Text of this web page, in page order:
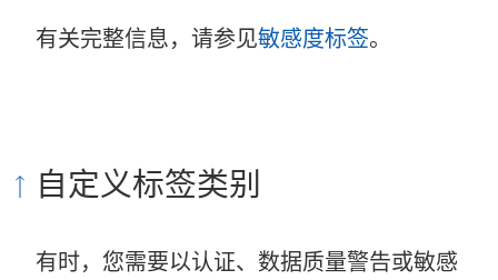
有关完整信息，请参见敏感度标签。
自定义标签类别
有时，您需要以认证、数据质量警告或敏感